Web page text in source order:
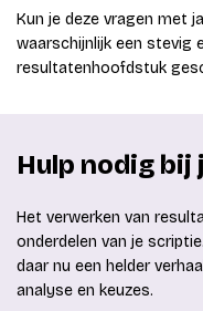
Kun je deze vragen met
waarschijnlijk een stevig
resultatenhoofdstuk
Hulp nodig bij
Het verwerken van
onderdelen van je
daar nu een helder
analyse en keuzes.